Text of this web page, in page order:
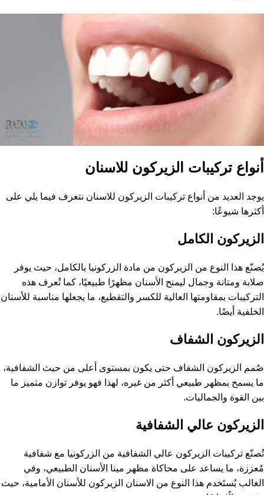
أنواع تركيبات الزيركون للاسنان
يوجد العديد من أنواع تركيبات الزيركون للاسنان نتعرف فيما يلي على
أكثرها شيوعًا:
الزيركون الكامل
يُصنّع هذا النوع من الزيركون من مادة الزركونيا بالكامل، حيث يوفر
صلابة ومتانة وجمال ليمنح الأسنان مظهرًا طبيعيًا، كما تُعرف هذه
التركيبات بمقاومتها العالية للكسر والتقطيع، ما يجعلها مناسبة للأسنان
الخلفية أيضًا.
الزيركون الشفاف
صُمم الزيركون الشفاف حتى يكون بمستوى أعلى من حيث الشفافية،
ما يسمح بمظهر طبيعي أكثر من غيره، لهذا فهو يوفر توازن متميز ما
بين القوة والجماليات.
الزيركون عالي الشفافية
تُصنّع تركيبات الزيركون عالي الشفافية من الزركونيا مع شفافية
مُعززة، ما يساعد على محاكاة مظهر مينا الأسنان الطبيعي، وفي
الغالب يُستَخدم هذا النوع من الاسنان الزيركون للأسنان الأمامية، حيث